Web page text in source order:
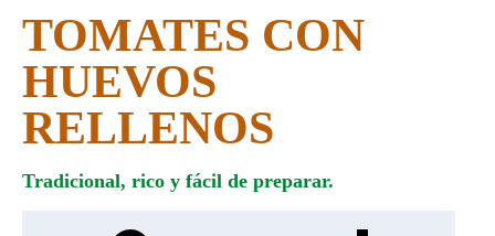
TOMATES CON
HUEVOS
RELLENOS
Tradicional, rico y fácil de preparar.